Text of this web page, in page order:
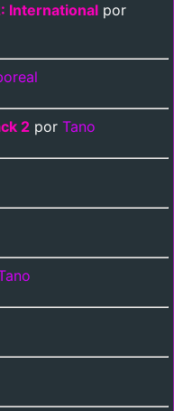
International por
2 por Tano